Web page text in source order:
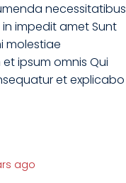
necessitatibus
in impedit amet Sunt
molestiae
ipsum omnis Qui
et explicabo
ago